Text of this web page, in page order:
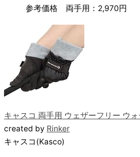
参考価格
両手用：2,970円
キャスコ 両手用 ウェザーフリー ウ
created by Rinker
キャスコ(Kasco)